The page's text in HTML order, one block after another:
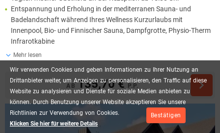
Wir verwenden Cookies und geben Informationen zu Ihrer Nutzung an
Drittanbieter weiter, um Anzeigen zu personalisieren, den Traffic auf diese
Website zu analysieren und Dienste für soziale Medien anbieten zu
können. Durch Benutzung unserer Website akzeptieren Sie unsere
Richtlinien zur Verwendung von Cookies.
Klicken Sie hier für weitere Details
Bestätigen
Entspannung und Erholung in der mediterranen Sauna- und
Badelandschaft während Ihres Wellness Kurzurlaubs mit
Innenpool, Bio- und Finnischer Sauna, Dampfgrotte, Physio-Therm
Infrarotkabine
Mehr lesen
AB 135,70 € P.P.